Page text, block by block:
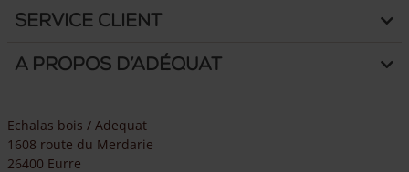
Service client
A propos d’Adéquat
Echalas bois / Adequat
1608 route du Merdarie
26400 Eurre